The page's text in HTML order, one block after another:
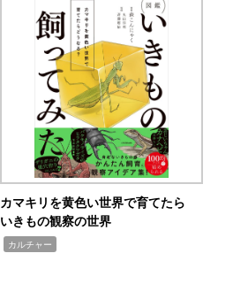
カマキリを黄色い世界で育てたら
いきもの観察の世界
カルチャー